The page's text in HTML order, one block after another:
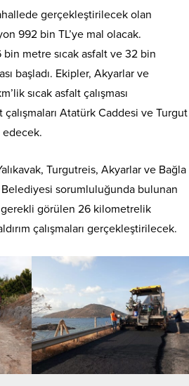
gerçekleştirilecek olan
992 bin TL’ye mal olacak.
bin metre sıcak asfalt ve 32 bin
başladı. Ekipler, Akyarlar ve
sıcak asfalt çalışması
çalışmaları Atatürk Caddesi ve Turgut
edecek.
Turgutreis, Akyarlar ve Bağla
sorumluluğunda bulunan
görülen 26 kilometrelik
çalışmaları gerçekleştirilecek.